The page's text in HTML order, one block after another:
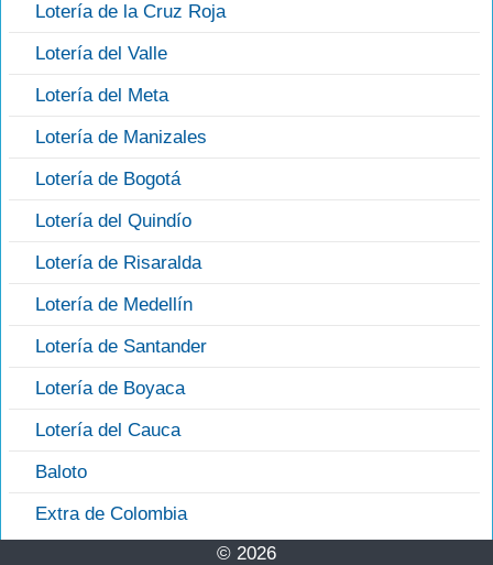
Lotería de la Cruz Roja
Lotería del Valle
Lotería del Meta
Lotería de Manizales
Lotería de Bogotá
Lotería del Quindío
Lotería de Risaralda
Lotería de Medellín
Lotería de Santander
Lotería de Boyaca
Lotería del Cauca
Baloto
Extra de Colombia
© 2026